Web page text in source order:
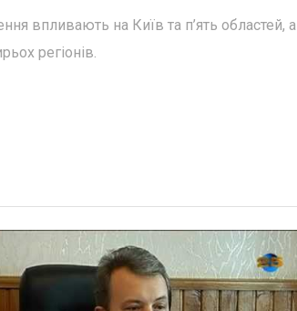
впливають на Київ та п’ять областей, а
регіонів.